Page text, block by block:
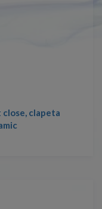
close, clapeta